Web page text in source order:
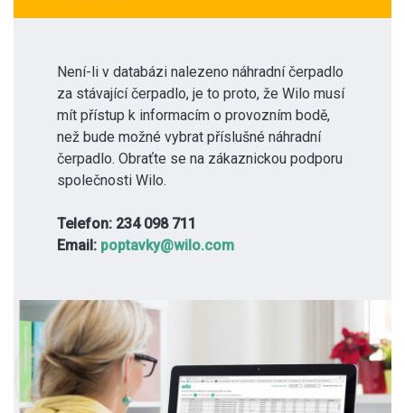
Není-li v databázi nalezeno náhradní čerpadlo
za stávající čerpadlo, je to proto, že Wilo musí
mít přístup k informacím o provozním bodě,
než bude možné vybrat příslušné náhradní
čerpadlo. Obraťte se na zákaznickou podporu
společnosti Wilo.
Telefon: 234 098 711
Email: poptavky@wilo.com